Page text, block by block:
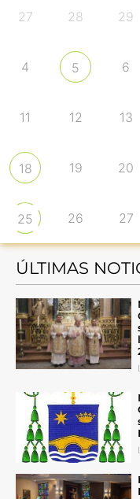
27 28 29
4 5 6
11 12 13
18 19 20
25 26 27
ÚLTIMAS